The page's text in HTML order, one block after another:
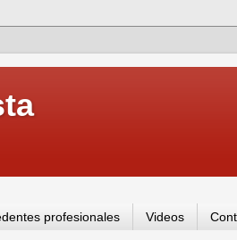
profesionales Videos